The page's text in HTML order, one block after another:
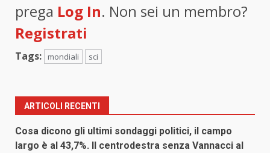
prega Log In. Non sei un membro?
Registrati
Tags: mondiali sci
ARTICOLI RECENTI
Cosa dicono gli ultimi sondaggi politici, il campo
largo è al 43,7%. Il centrodestra senza Vannacci al